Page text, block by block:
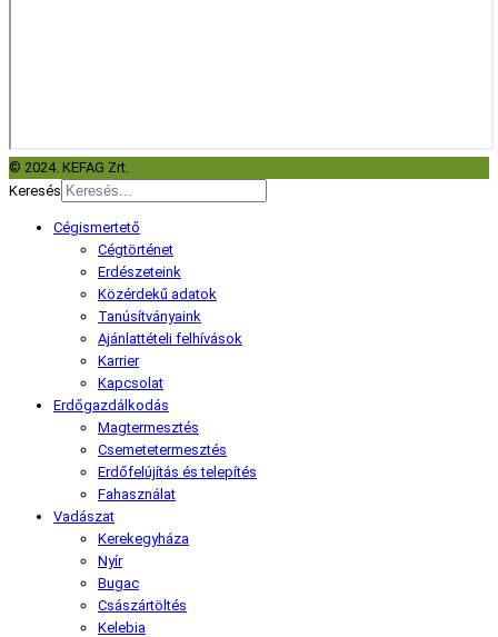
© 2024. KEFAG Zrt.
Keresés
Cégismertető
Cégtörténet
Erdészeteink
Közérdekű adatok
Tanúsítványaink
Ajánlattételi felhívások
Karrier
Kapcsolat
Erdőgazdálkodás
Magtermesztés
Csemetetermesztés
Erdőfelújítás és telepítés
Fahasználat
Vadászat
Kerekegyháza
Nyír
Bugac
Császártöltés
Kelebia